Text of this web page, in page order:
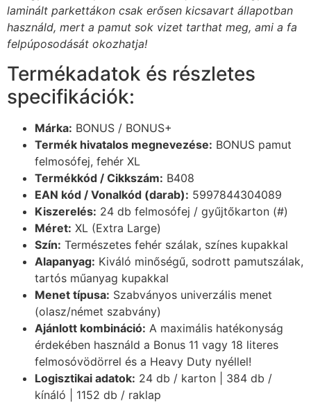
laminált parkettákon csak erősen kicsavart állapotban
használd, mert a pamut sok vizet tarthat meg, ami a fa
felpúposodását okozhatja!
Termékadatok és részletes
specifikációk:
Márka: BONUS / BONUS+
Termék hivatalos megnevezése: BONUS pamut
felmosófej, fehér XL
Termékkód / Cikkszám: B408
EAN kód / Vonalkód (darab): 5997844304089
Kiszerelés: 24 db felmosófej / gyűjtőkarton (#)
Méret: XL (Extra Large)
Szín: Természetes fehér szálak, színes kupakkal
Alapanyag: Kiváló minőségű, sodrott pamutszálak,
tartós műanyag kupakkal
Menet típusa: Szabványos univerzális menet
(olasz/német szabvány)
Ajánlott kombináció: A maximális hatékonyság
érdekében használd a Bonus 11 vagy 18 literes
felmosóvödörrel és a Heavy Duty nyéllel!
Logisztikai adatok: 24 db / karton | 384 db /
kínáló | 1152 db / raklap